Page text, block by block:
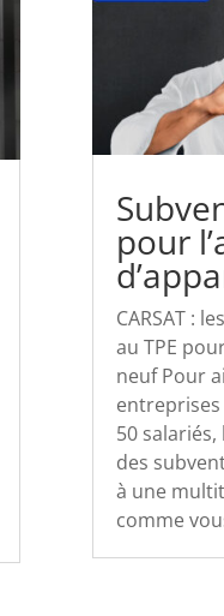
pour
CARSAT :
au TPE
neuf Pour
entreprises
50
des
à une
comme